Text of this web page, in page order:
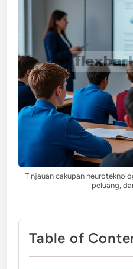
Tinjauan cakupan
peluang,
Table of